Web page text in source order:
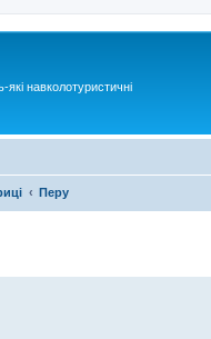
навколотуристичні
Перу